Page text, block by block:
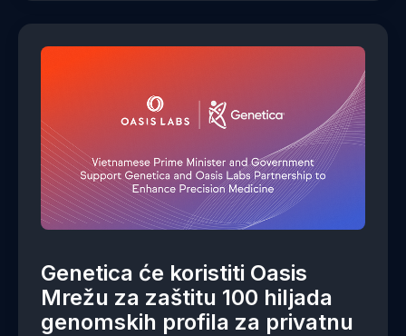
Genetica će koristiti Oasis
Mrežu za zaštitu 100 hiljada
genomskih profila za privatnu